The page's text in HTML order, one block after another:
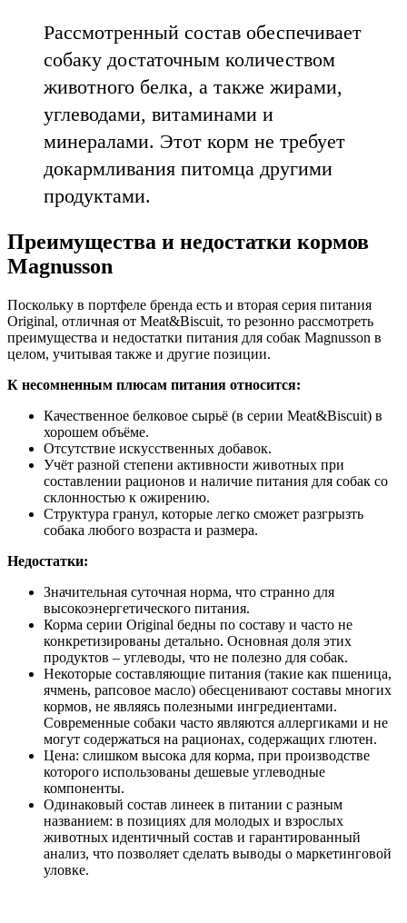
Рассмотренный состав обеспечивает
собаку достаточным количеством
животного белка, а также жирами,
углеводами, витаминами и
минералами. Этот корм не требует
докармливания питомца другими
продуктами.
Преимущества и недостатки кормов
Magnusson
Поскольку в портфеле бренда есть и вторая серия питания
Original, отличная от Meat&Biscuit, то резонно рассмотреть
преимущества и недостатки питания для собак Magnusson в
целом, учитывая также и другие позиции.
К несомненным плюсам питания относится:
Качественное белковое сырьё (в серии Meat&Biscuit) в
хорошем объёме.
Отсутствие искусственных добавок.
Учёт разной степени активности животных при
составлении рационов и наличие питания для собак со
склонностью к ожирению.
Структура гранул, которые легко сможет разгрызть
собака любого возраста и размера.
Недостатки:
Значительная суточная норма, что странно для
высокоэнергетического питания.
Корма серии Original бедны по составу и часто не
конкретизированы детально. Основная доля этих
продуктов – углеводы, что не полезно для собак.
Некоторые составляющие питания (такие как пшеница,
ячмень, рапсовое масло) обесценивают составы многих
кормов, не являясь полезными ингредиентами.
Современные собаки часто являются аллергиками и не
могут содержаться на рационах, содержащих глютен.
Цена: слишком высока для корма, при производстве
которого использованы дешевые углеводные
компоненты.
Одинаковый состав линеек в питании с разным
названием: в позициях для молодых и взрослых
животных идентичный состав и гарантированный
анализ, что позволяет сделать выводы о маркетинговой
уловке.